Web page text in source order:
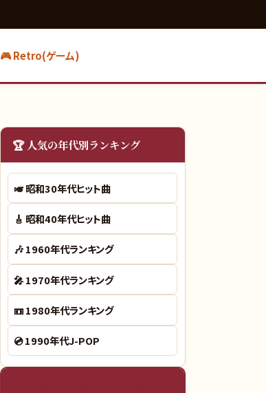
🎮 Retro(ゲーム)
🏆 人気の年代別ランキング
🎺昭和30年代ヒット曲
🎸 昭和40年代ヒット曲
🎶1960年代ランキング
🎤1970年代ランキング
📼1980年代ランキング
💿1990年代J-POP